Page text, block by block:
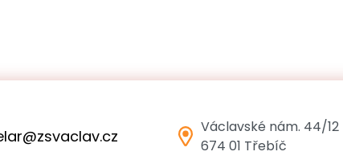
Václavské nám. 44/12
674 01 Třebíč